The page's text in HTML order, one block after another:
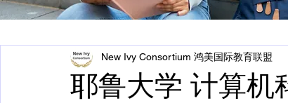
耶鲁大学 计算
New Ivy Consortium 鸿美国际教育联盟